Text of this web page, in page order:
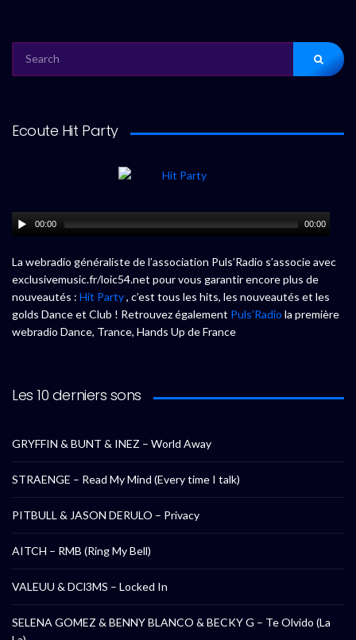
FOR:
Ecoute Hit Party
00:00 00:00
La webradio généraliste de l’association Puls’Radio s’associe avec
exclusivemusic.fr/loic54.net pour vous garantir encore plus de
nouveautés : Hit Party, c’est tous les hits, les nouveautés et les
golds Dance et Club ! Retrouvez également Puls’Radio la première
webradio Dance, Trance, Hands Up de France
Les 10 derniers sons
GRYFFIN & BUNT & INEZ – World Away
STRAENGE – Read My Mind (Every time I talk)
PITBULL & JASON DERULO – Privacy
AITCH – RMB (Ring My Bell)
VALEUU & DCl3MS – Locked In
SELENA GOMEZ & BENNY BLANCO & BECKY G – Te Olvido (La